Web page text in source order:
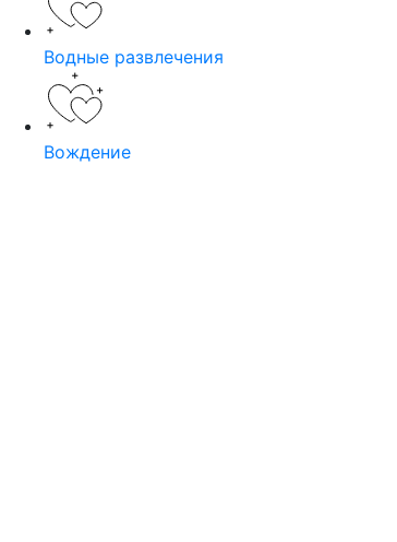
Водные развлечения
Вождение